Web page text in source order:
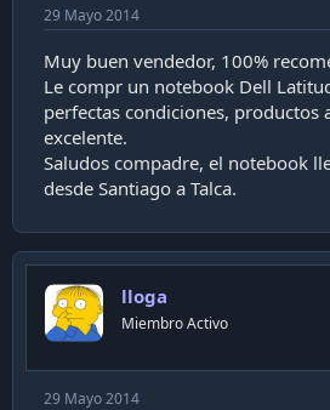
29 Mayo 2014
Muy buen vendedor, 100%
Le compr un notebook Dell
perfectas condiciones, productos
excelente.
Saludos compadre, el notebook
desde Santiago a Talca.
lloga
Miembro Activo
29 Mayo 2014